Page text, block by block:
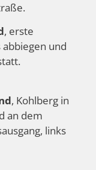
, erste
und
, Kohlberg in
an dem
links